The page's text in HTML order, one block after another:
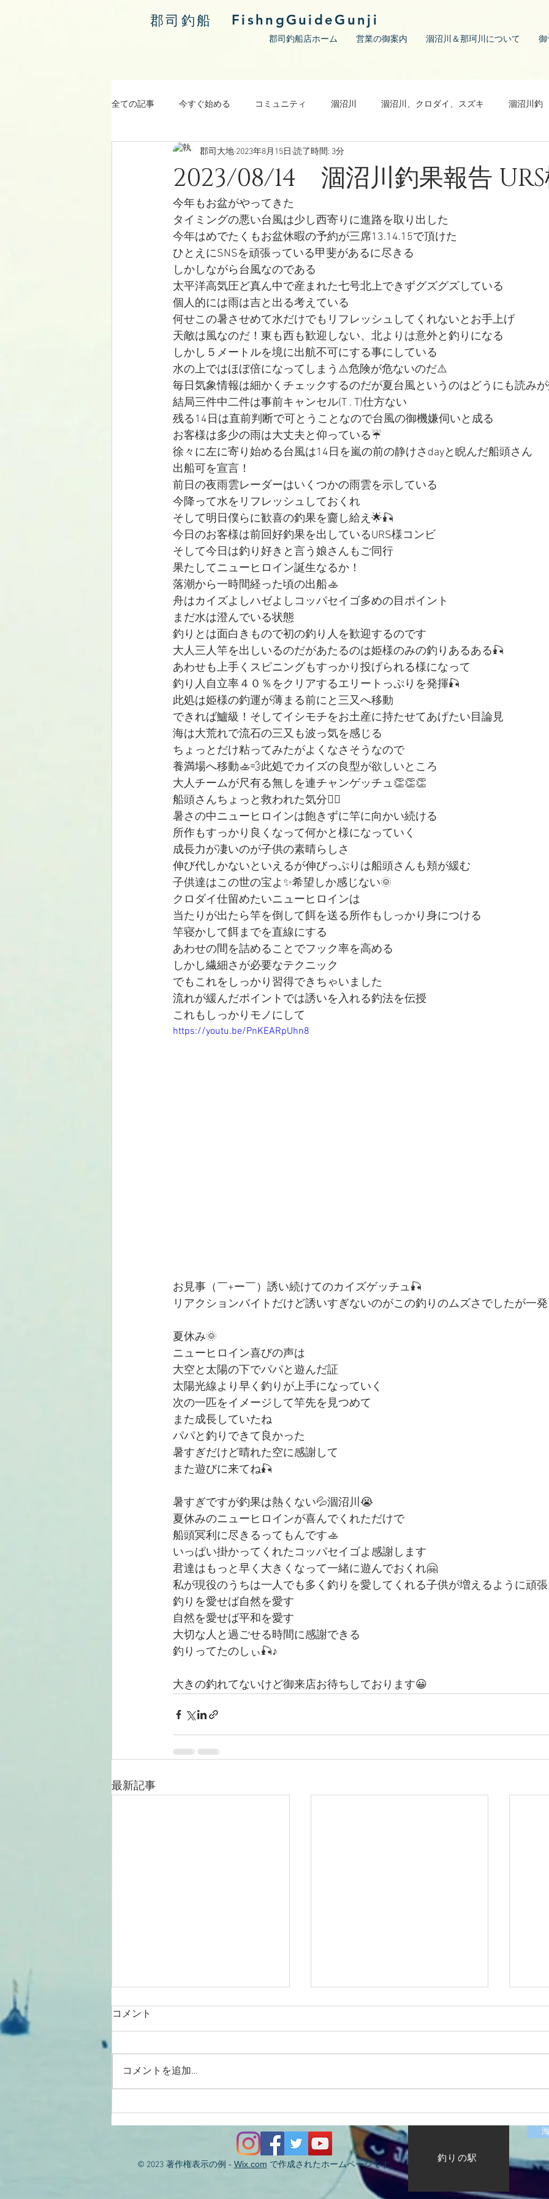
郡司釣船 FishngGuideGunji
郡司釣船店ホーム 営業の御案内 涸沼川＆那珂川について 御
全ての記事 今すぐ始める コミュニティ 涸沼川 涸沼川、クロダイ、スズキ 涸沼川釣
涸沼川釣果報告
2023/08/14 涸沼川釣果報告
郡司大地 2023年8月15日 読了時間: 3分
今年もお盆がやってきた
タイミングの悪い台風は少し西寄りに進路を取り出した
今年はめでたくもお盆休暇の予約が三席13.14.15で頂けた
ひとえにSNSを頑張っている甲斐があるに尽きる
しかしながら台風なのである
太平洋高気圧ど真ん中で産まれた七号北上できずグズグズしている
個人的には雨は吉と出る考えている
何せこの暑させめて水だけでもリフレッシュしてくれないとお手上げ
天敵は風なのだ！東も西も歓迎しない、北よりは意外と釣りになる
しかし５メートルを境に出航不可にする事にしている
水の上ではほぼ倍になってしまう⚠️危険が危ないのだ⚠️
毎日気象情報は細かくチェックするのだが夏台風というのはどうにも読み
結局三件中二件は事前キャンセル(T . T)仕方ない
残る14日は直前判断で可とうことなので台風の御機嫌伺いと成る
お客様は多少の雨は大丈夫と仰っている☔️
徐々に左に寄り始める台風は14日を嵐の前の静けさdayと睨んだ船頭さん
出船可を宣言！
前日の夜雨雲レーダーはいくつかの雨雲を示している
今降って水をリフレッシュしておくれ
そして明日僕らに歓喜の釣果を齎し給え🌟🎣
今日のお客様は前回好釣果を出しているURS様コンビ
そして今日は釣り好きと言う娘さんもご同行
果たしてニューヒロイン誕生なるか！
落潮から一時間経った頃の出船🚣
舟はカイズよしハゼよしコッパセイゴ多めの目ポイント
まだ水は澄んでいる状態
釣りとは面白きもので初の釣り人を歓迎するのです
大人三人竿を出しいるのだがあたるのは姫様のみの釣りあるある🎣
あわせも上手くスピニングもすっかり投げられる様になって
釣り人自立率４０％をクリアするエリートっぷりを発揮🎣
此処は姫様の釣運が薄まる前にと三又へ移動
できれば鱸級！そしてイシモチをお土産に持たせてあげたい目論見
海は大荒れで流石の三又も波っ気を感じる
ちょっとだけ粘ってみたがよくなさそうなので
養満場へ移動🚣💨此処でカイズの良型が欲しいところ
大人チームが尺有る無しを連チャンゲッチュ👏👏👏
船頭さんちょっと救われた気分😮‍💨
暑さの中ニューヒロインは飽きずに竿に向かい続ける
所作もすっかり良くなって何かと様になっていく
成長力が凄いのが子供の素晴らしさ
伸び代しかないといえるが伸びっぷりは船頭さんも頬が緩む
子供達はこの世の宝よ✨希望しか感じない🌞
クロダイ仕留めたいニューヒロインは
当たりが出たら竿を倒して餌を送る所作もしっかり身につける
竿寝かして餌までを直線にする
あわせの間を詰めることでフック率を高める
しかし繊細さが必要なテクニック
でもこれをしっかり習得できちゃいました
流れが緩んだポイントでは誘いを入れる釣法を伝授
これもしっかりモノにして
https://youtu.be/PnKEARpUhn8
お見事（￣+ー￣）誘い続けてのカイズゲッチュ🎣
リアクションバイトだけど誘いすぎないのがこの釣りのムズさでしたが一
夏休み🌞
ニューヒロイン喜びの声は
大空と太陽の下でパパと遊んだ証
太陽光線より早く釣りが上手になっていく
次の一匹をイメージして竿先を見つめて
また成長していたね
パパと釣りできて良かった
暑すぎだけど晴れた空に感謝して
また遊びに来てね🎣
暑すぎですが釣果は熱くない💦涸沼川😭
夏休みのニューヒロインが喜んでくれただけで
船頭冥利に尽きるってもんです🚣
いっぱい掛かってくれたコッパセイゴよ感謝します
君達はもっと早く大きくなって一緒に遊んでおくれ🤗
私が現役のうちは一人でも多く釣りを愛してくれる子供が増えるように頑
釣りを愛せば自然を愛す
自然を愛せば平和を愛す
大切な人と過ごせる時間に感謝できる
釣りってたのしぃ🎣♪
大きの釣れてないけど御来店お待ちしております😀
最新記事
2026/08/01涸沼川釣果報告
KIZ様
2026/07/12涸沼川釣果報告
HugeKillerDr.K
KIZ
コメント
コメントを追加…
© 2023著作権表示の例 - Wix.com で作成されたホームページです。 釣りの駅